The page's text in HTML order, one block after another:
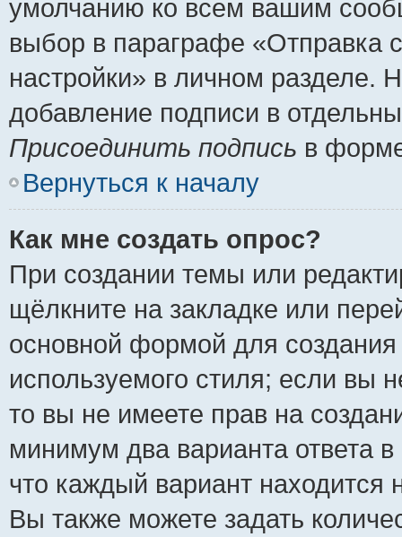
умолчанию ко всем вашим
выбор в параграфе «Отправка
настройки» в личном разделе.
добавление подписи в
Присоединить подпись в
Вернуться к началу
Как мне создать опрос?
При создании темы или
щёлкните на закладке или
основной формой для
используемого стиля; если вы
то вы не имеете прав на
минимум два варианта ответа
что каждый вариант находится
Вы также можете задать